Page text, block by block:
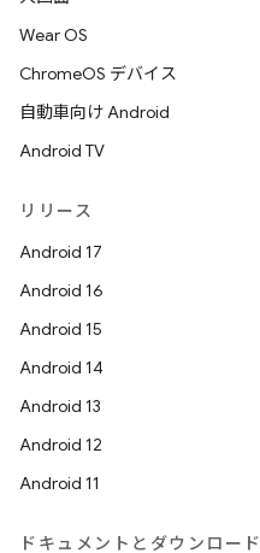
Wear OS
ChromeOS デバイス
自動車向け Android
Android TV
リリース
Android 17
Android 16
Android 15
Android 14
Android 13
Android 12
Android 11
ドキュメントとダウンロード